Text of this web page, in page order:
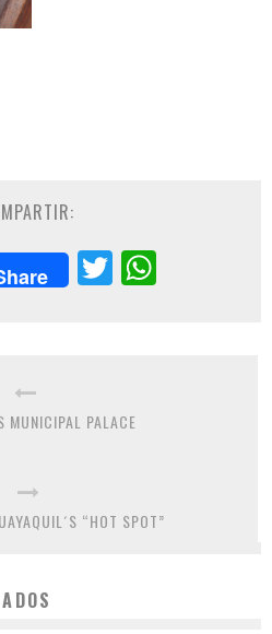
Twitter
MUNICIPAL PALACE
“HOT SPOT”